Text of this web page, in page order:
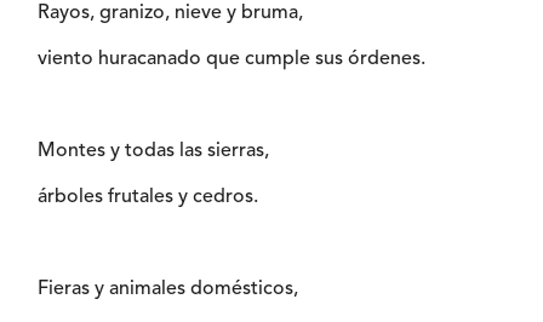
Rayos, granizo, nieve y bruma,
viento huracanado que cumple sus órdenes.
Montes y todas las sierras,
árboles frutales y cedros.
Fieras y animales domésticos,